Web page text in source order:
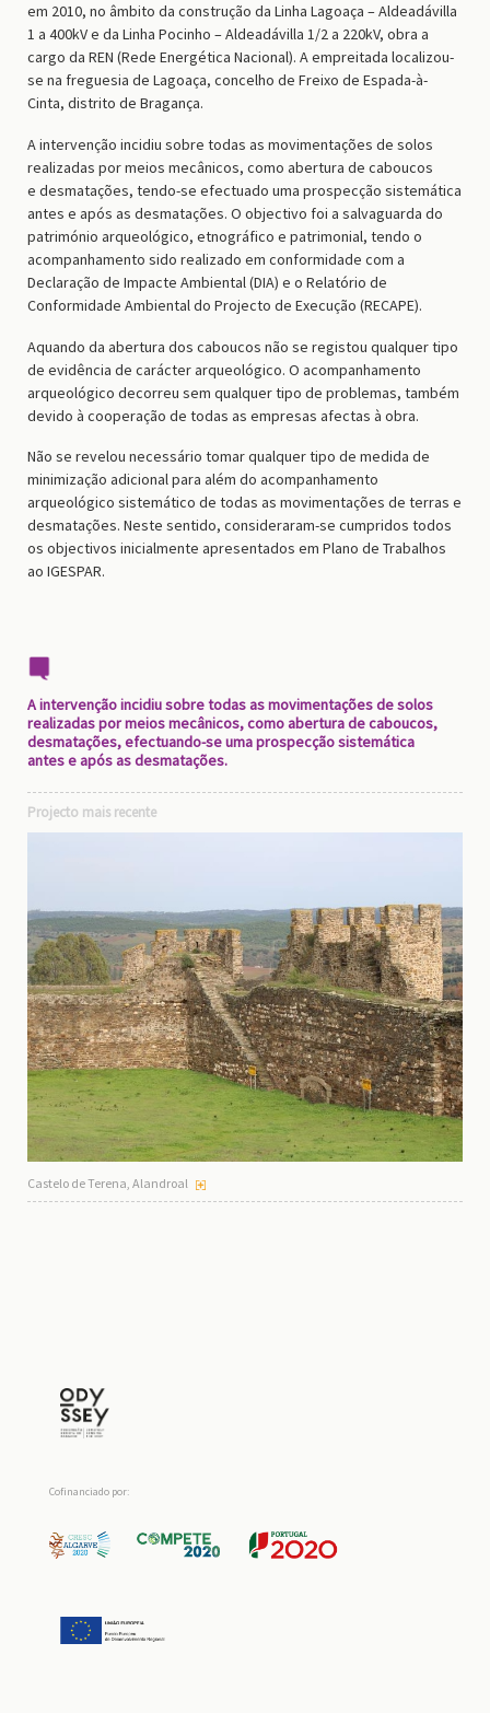
em 2010, no âmbito da construção da Linha Lagoaça – Aldeadávilla
1 a 400kV e da Linha Pocinho – Aldeadávilla 1/2 a 220kV, obra a
cargo da REN (Rede Energética Nacional). A empreitada localizou-
se na freguesia de Lagoaça, concelho de Freixo de Espada-à-
Cinta, distrito de Bragança.
A intervenção incidiu sobre todas as movimentações de solos
realizadas por meios mecânicos, como abertura de caboucos
e desmatações, tendo-se efectuado uma prospecção sistemática
antes e após as desmatações. O objectivo foi a salvaguarda do
património arqueológico, etnográfico e patrimonial, tendo o
acompanhamento sido realizado em conformidade com a
Declaração de Impacte Ambiental (DIA) e o Relatório de
Conformidade Ambiental do Projecto de Execução (RECAPE).
Aquando da abertura dos caboucos não se registou qualquer tipo
de evidência de carácter arqueológico. O acompanhamento
arqueológico decorreu sem qualquer tipo de problemas, também
devido à cooperação de todas as empresas afectas à obra.
Não se revelou necessário tomar qualquer tipo de medida de
minimização adicional para além do acompanhamento
arqueológico sistemático de todas as movimentações de terras e
desmatações. Neste sentido, consideraram-se cumpridos todos
os objectivos inicialmente apresentados em Plano de Trabalhos
ao IGESPAR.
A intervenção incidiu sobre todas as movimentações de solos
realizadas por meios mecânicos, como abertura de caboucos,
desmatações, efectuando-se uma prospecção sistemática
antes e após as desmatações.
Projecto mais recente
Castelo de Terena, Alandroal
Cofinanciado por: